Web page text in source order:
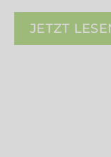
JETZT